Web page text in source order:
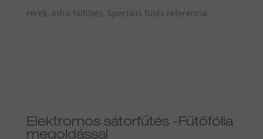
Hírek, Infra falfűtés, Speciális fűtés referencia
Elektromos sátorfűtés -Fűtőfólia
megoldással